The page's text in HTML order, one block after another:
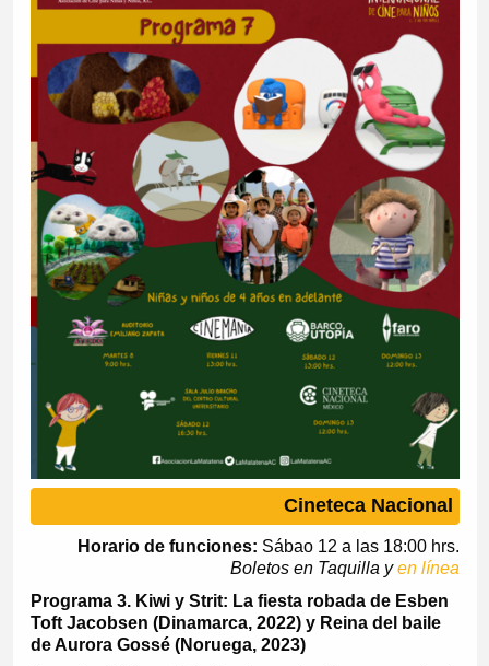
Cineteca Nacional
Horario de funciones: Sábao 12 a las 18:00 hrs.
Boletos en Taquilla yen línea
Programa 3. Kiwi y Strit: La fiesta robada de Esben
Toft Jacobsen (Dinamarca, 2022) y Reina del baile
de Aurora Gossé (Noruega, 2023)